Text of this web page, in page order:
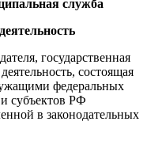
служба
государственная
состоящая
федеральных
субъектов РФ
в законодательных